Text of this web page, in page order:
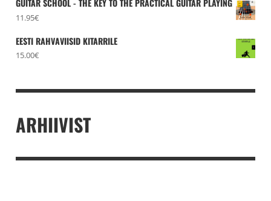
GUITAR SCHOOL - THE KEY TO THE PRACTICAL GUITAR PLAYING
11.95€
EESTI RAHVAVIISID KITARRILE
15.00€
ARHIIVIST